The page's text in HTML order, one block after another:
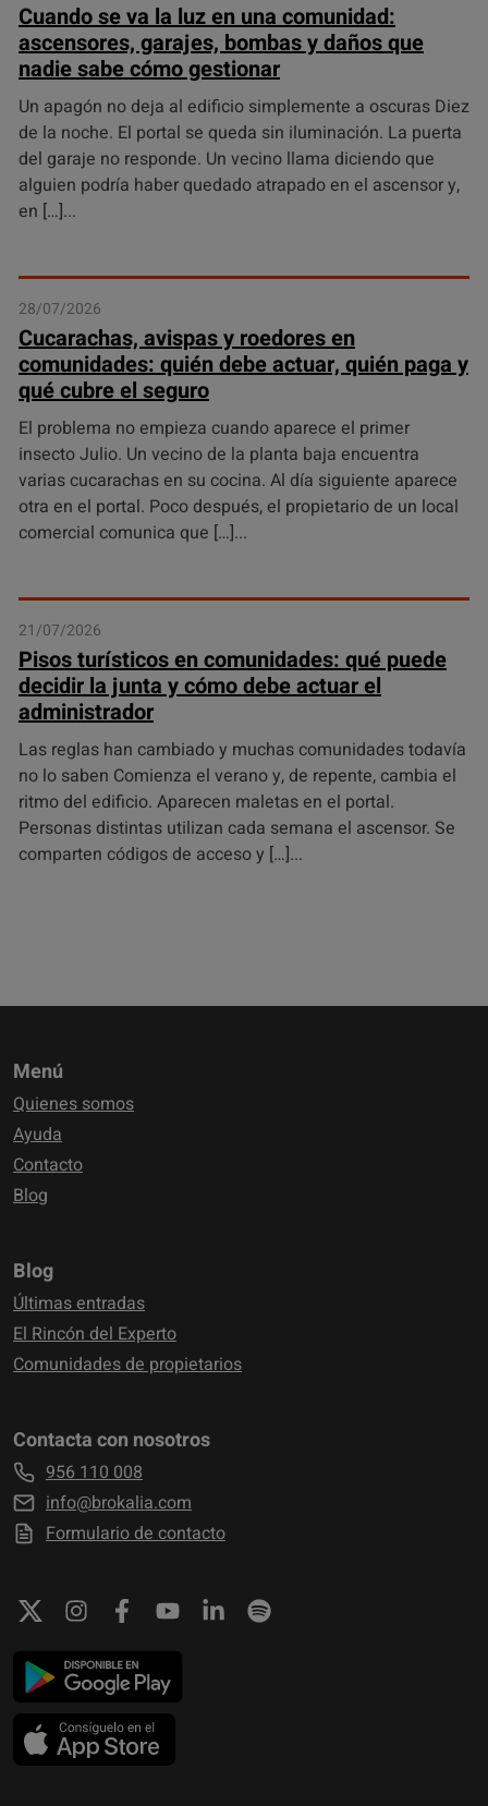
Cuando se va la luz en una comunidad:
ascensores, garajes, bombas y daños que
nadie sabe cómo gestionar
Un apagón no deja al edificio simplemente a oscuras Diez
de la noche. El portal se queda sin iluminación. La puerta
del garaje no responde. Un vecino llama diciendo que
alguien podría haber quedado atrapado en el ascensor y,
en […]
28/07/2026
Cucarachas, avispas y roedores en
comunidades: quién debe actuar, quién paga y
qué cubre el seguro
El problema no empieza cuando aparece el primer
insecto Julio. Un vecino de la planta baja encuentra
varias cucarachas en su cocina. Al día siguiente aparece
otra en el portal. Poco después, el propietario de un local
comercial comunica que […]
21/07/2026
Pisos turísticos en comunidades: qué puede
decidir la junta y cómo debe actuar el
administrador
Las reglas han cambiado y muchas comunidades todavía
no lo saben Comienza el verano y, de repente, cambia el
ritmo del edificio. Aparecen maletas en el portal.
Personas distintas utilizan cada semana el ascensor. Se
comparten códigos de acceso y […]
Menú
Quienes somos
Ayuda
Contacto
Blog
Blog
Últimas entradas
El Rincón del Experto
Comunidades de propietarios
Contacta con nosotros
956 110 008
info@brokalia.com
Formulario de contacto